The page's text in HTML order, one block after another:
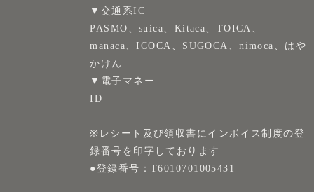
▼交通系IC
PASMO、suica、Kitaca、TOICA、
manaca、ICOCA、SUGOCA、nimoca、はや
かけん
▼電子マネー
ID
※レシート及び領収書にインボイス制度の登
録番号を印字しております
●登録番号：T6010701005431